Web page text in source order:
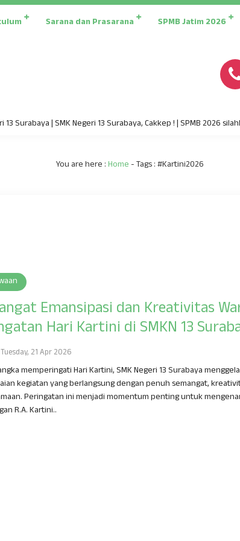
Sarana dan Prasarana SPMB Jatim 2026
Surabaya | SMK Negeri 13 Surabaya, Cakkep ! | SPMB 2026
You are here :Home- Tags :#Kartini2026
Emansipasi dan Kreativitas
Hari Kartini di SMKN 13
21 Apr 2026
memperingati Hari Kartini, SMK Negeri 13 Surabaya
kegiatan yang berlangsung dengan penuh semangat,
Peringatan ini menjadi momentum penting untuk
R.A. Kartini..